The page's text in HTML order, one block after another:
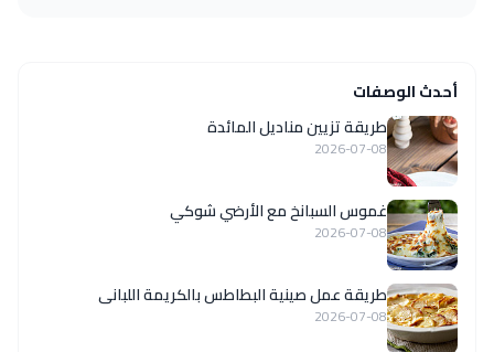
أحدث الوصفات
طريقة تزيين مناديل المائدة
2026-07-08
غموس السبانخ مع الأرضي شوكي
2026-07-08
طريقة عمل صينية البطاطس بالكريمة اللبانى
2026-07-08